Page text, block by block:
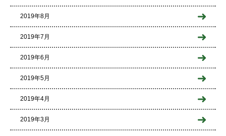
2019年8月
2019年7月
2019年6月
2019年5月
2019年4月
2019年3月